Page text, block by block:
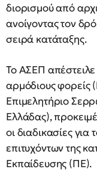
διορισμού από
ανοίγοντας τον
σειρά κατάταξης.
Το ΑΣΕΠ
αρμόδιους φορείς
Επιμελητήριο
Ελλάδας),
οι διαδικασίες
επιτυχόντων της
Εκπαίδευσης (ΠΕ).